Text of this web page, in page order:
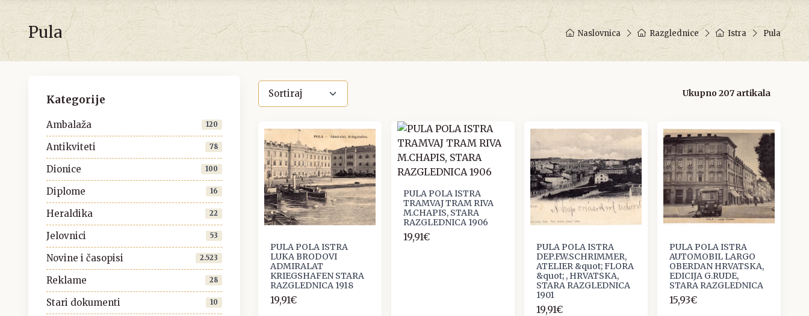
Naslovnica Razglednice Istra Pula
Pula
Kategorije
Ambalaža 120
Antikviteti 78
Dionice 100
Diplome 16
Heraldika 22
Jelovnici 53
Novine i časopisi 2.523
Reklame 28
Stari dokumenti 10
Ukupno 207 artikala
PULA POLA ISTRA
LUKA BRODOVI
ADMIRALAT
KRIEGSHAFEN STARA
RAZGLEDNICA 1918
19,91€
PULA POLA ISTRA
TRAMVAJ TRAM RIVA
M.CHAPIS, STARA
RAZGLEDNICA 1906
19,91€
PULA POLA ISTRA
DEP.F.W.SCHRIMMER,
ATELIER &quot; FLORA
&quot; , HRVATSKA,
STARA RAZGLEDNICA
1901
19,91€
PULA POLA ISTRA
AUTOMOBIL LARGO
OBERDAN HRVATSKA,
EDICIJA G.RUDE,
STARA RAZGLEDNICA
15,93€